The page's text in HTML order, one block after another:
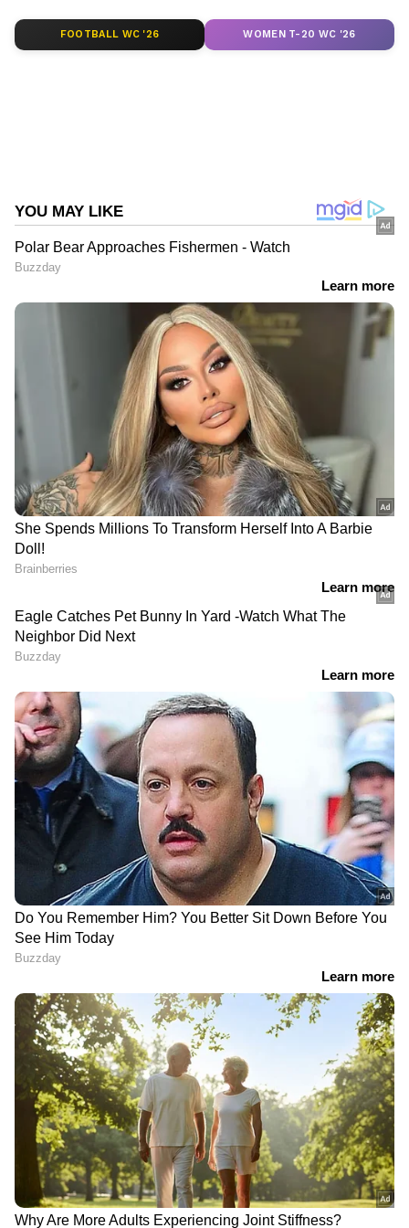
ABOUT THE AUTHOR
'സിസ്റ്റം സത്യസന്ധരെ
ശിക്ഷിക്കുന്നു,
വാടകയ്ക്ക്
താമസിക്കുന്നതാണ് ഭേദം';
മുംബൈയിൽ ഫ്ലാറ്റ്
വാങ്ങാൻ ശ്രമിച്ച
യുവാവിന്‍റെ അനുഭവം
ചർച്ചയാകുന്നു
പശ്ചിമബംഗാളിൽ
പ്രതീക്ഷിച്ചത് തന്നെ
സംഭവിച്ചു; ബിജെപി
അധികാരത്തിലെത്തിയതിന്
പിന്നാലെ
പതിനായിരത്തിലേറെ പേർ
ബംഗ്ലാദേശിലേക്ക് പോയി
അയോധ്യ സംഭാവന തട്ടിപ്പ്:
സംഭാവന നൽകിയവരും
എസ്ഐടിക്ക് മുന്നിലേക്ക്,
വിശദമായ
മൊഴിയെടുക്കും
വാരാണസിയിലെ
ഗംഗാനദിക്ക് നടുവിൽ
ബോട്ടിൽ 'തോന്ന്യവാസം',
പിടിച്ചകത്തിട്ട് പൊലീസ്,
ചിക്കൻ പാകം
ചെയ്യുകയും ബിയർ
കുടിക്കുകയും ചെയ്ത 5
പേർ പിടിയിൽ
FOOTBALL WC '26 WOMEN T-20 WC '26